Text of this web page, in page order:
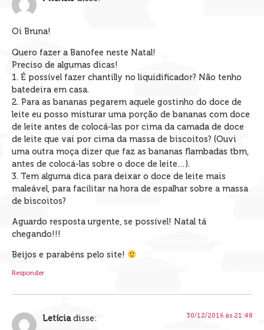
Oi Bruna!
Quero fazer a Banofee neste Natal!
Preciso de algumas dicas!
1. É possível fazer chantilly no liquidificador? Não tenho
batedeira em casa.
2. Para as bananas pegarem aquele gostinho do doce de
leite eu posso misturar uma porção de bananas com doce
de leite antes de colocá-las por cima da camada de doce
de leite que vai por cima da massa de biscoitos? (Ouvi
uma outra moça dizer que faz as bananas flambadas tbm,
antes de colocá-las sobre o doce de leite…).
3. Tem alguma dica para deixar o doce de leite mais
maleável, para facilitar na hora de espalhar sobre a massa
de biscoitos?
Aguardo resposta urgente, se possível! Natal tá
chegando!!!
Beijos e parabéns pelo site!
Responder
Letícia disse: 30/12/2016 às 21:48